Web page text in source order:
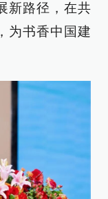
新路径，在共
为书香中国建